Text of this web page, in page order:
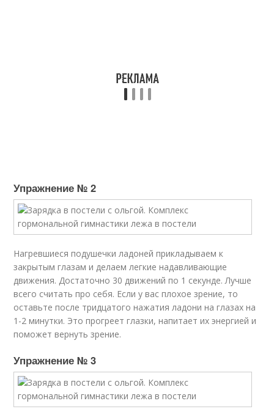
Упражнение № 2
Нагревшиеся подушечки ладоней прикладываем к
закрытым глазам и делаем легкие надавливающие
движения. Достаточно 30 движений по 1 секунде. Лучше
всего считать про себя. Если у вас плохое зрение, то
оставьте после тридцатого нажатия ладони на глазах на
1-2 минутки. Это прогреет глазки, напитает их энергией и
поможет вернуть зрение.
Упражнение № 3